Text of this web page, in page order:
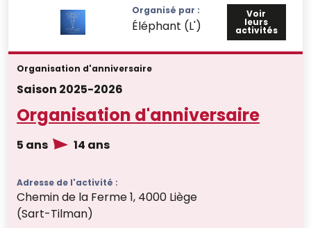
Organisé par :
Éléphant (L')
Voir
leurs
activités
Organisation d'anniversaire
Saison 2025-2026
Organisation d'anniversaire
5 ans 14 ans
Adresse de l'activité :
Chemin de la Ferme 1, 4000 Liège
(Sart-Tilman)